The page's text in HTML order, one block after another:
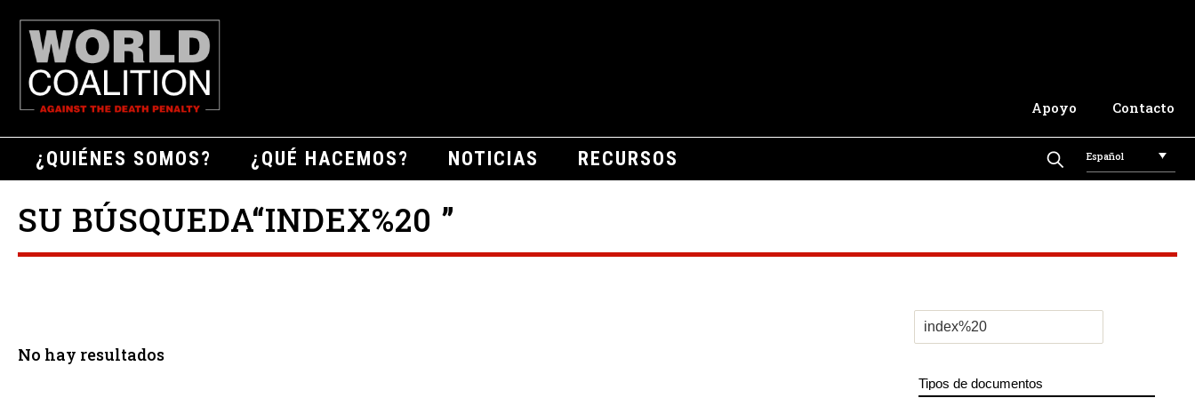
Apoyo Contacto
¿QUIÉNES SOMOS? ¿QUÉ HACEMOS? NOTICIAS RECURSOS Español
SU BÚSQUEDA“INDEX%20 ”
No hay resultados